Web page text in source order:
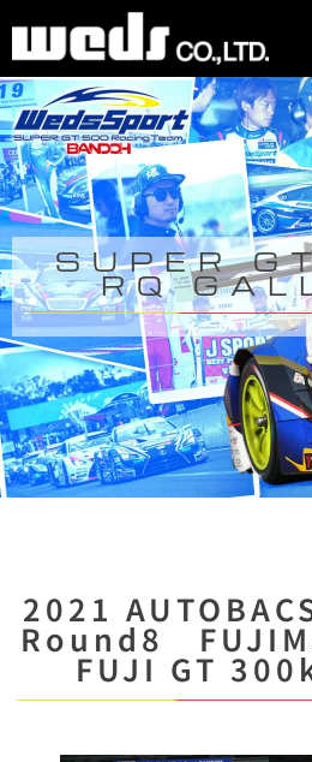
SUPER
RQ
2021
Round8
FUJI GT